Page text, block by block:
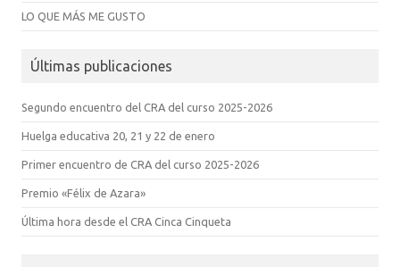
LO QUE MÁS ME GUSTO
Últimas publicaciones
Segundo encuentro del CRA del curso 2025-2026
Huelga educativa 20, 21 y 22 de enero
Primer encuentro de CRA del curso 2025-2026
Premio «Félix de Azara»
Última hora desde el CRA Cinca Cinqueta